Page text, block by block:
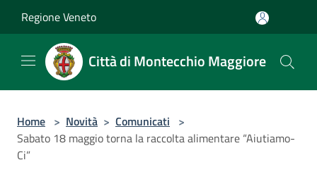
Regione Veneto
Città di Montecchio Maggiore
Home > Novità > Comunicati >
Sabato 18 maggio torna la raccolta alimentare “Aiutiamo-
Ci”